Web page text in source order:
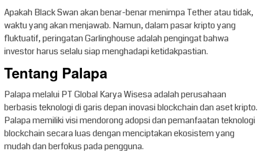
Apakah Black Swan akan benar-benar menimpa Tether atau tidak,
waktu yang akan menjawab. Namun, dalam pasar kripto yang
fluktuatif, peringatan Garlinghouse adalah pengingat bahwa
investor harus selalu siap menghadapi ketidakpastian.
Tentang Palapa
Palapa melalui PT Global Karya Wisesa adalah perusahaan
berbasis teknologi di garis depan inovasi blockchain dan aset kripto.
Palapa memiliki visi mendorong adopsi dan pemanfaatan teknologi
blockchain secara luas dengan menciptakan ekosistem yang
mudah dan berfokus pada pengguna.